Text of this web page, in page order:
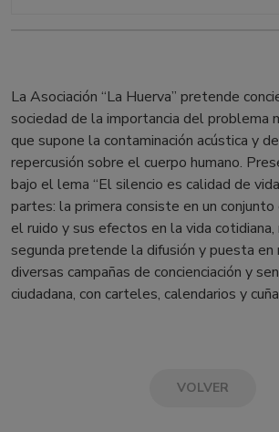
La Asociación “La Huerva” pretende
sociedad de la importancia del problema
que supone la contaminación acústica y
repercusión sobre el cuerpo humano.
bajo el lema “El silencio es calidad de
partes: la primera consiste en un
el ruido y sus efectos en la vida
segunda pretende la difusión y puesta en
diversas campañas de concienciación y
ciudadana, con carteles, calendarios y
VOLVER